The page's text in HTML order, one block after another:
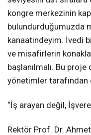
kongre merkezinin
bulundurduğumuzda
kanaatindeyim. İvedi
ve misafirlerin
başlanılmalı. Bu
yönetimler tarafından
“İş arayan değil,
Rektör Prof. Dr.